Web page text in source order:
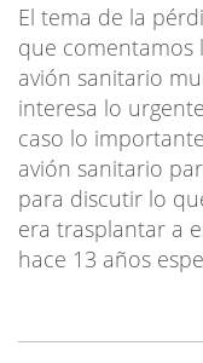
El tema de la
que comentamos
avión sanitario
interesa lo
caso lo
avión sanitario
para discutir lo
era trasplantar a
hace 13 años